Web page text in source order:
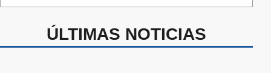
ÚLTIMAS NOTICIAS